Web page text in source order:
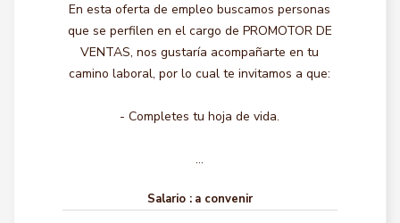
En esta oferta de empleo buscamos personas
que se perfilen en el cargo de PROMOTOR DE
VENTAS, nos gustaría acompañarte en tu
camino laboral, por lo cual te invitamos a que:
- Completes tu hoja de vida.
...
Salario : a convenir